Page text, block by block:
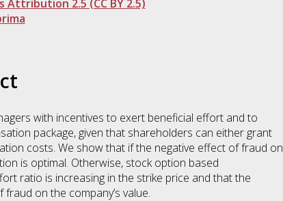
Attribution 2.5 (CC BY 2.5)
with incentives to exert beneficial effort and to
package, given that shareholders can either grant
costs. We show that if the negative effect of fraud on
is optimal. Otherwise, stock option based
ratio is increasing in the strike price and that the
on the company’s value.